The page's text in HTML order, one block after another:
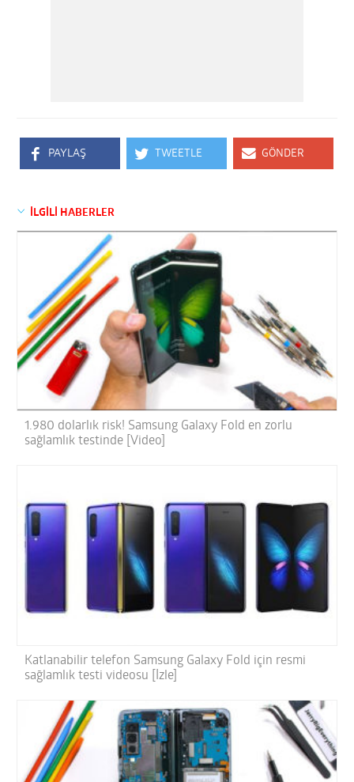
PAYLAŞ TWEETLE GÖNDER
İLGİLİ HABERLER
1.980 dolarlık risk! Samsung Galaxy Fold en zorlu
sağlamlık testinde [Video]
Katlanabilir telefon Samsung Galaxy Fold için resmi
sağlamlık testi videosu [İzle]